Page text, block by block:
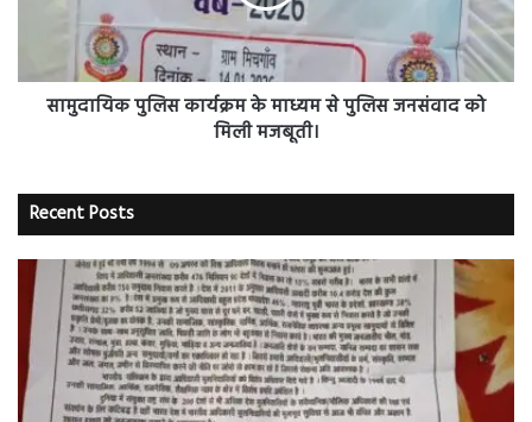
जनसंवाद
को
मिलीसामुदायिक पुलिस कार्यक्रम के माध्यम से पुलिस जनसंवाद को
मिली मजबूती।
Recent Posts